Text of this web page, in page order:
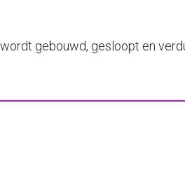
gebouwd, gesloopt en